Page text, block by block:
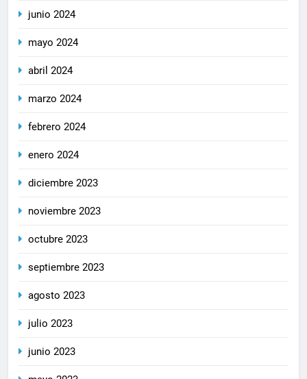
junio 2024
mayo 2024
abril 2024
marzo 2024
febrero 2024
enero 2024
diciembre 2023
noviembre 2023
octubre 2023
septiembre 2023
agosto 2023
julio 2023
junio 2023